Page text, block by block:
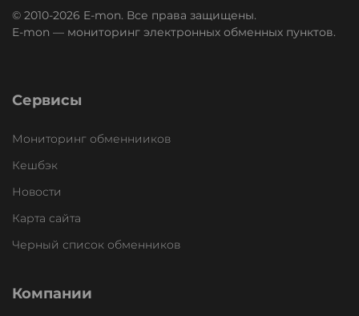
© 2010-2026 E-mon. Все права защищены.
E-mon — мониторинг электронных обменных пунктов.
Сервисы
Мониторинг обменнииков
Кешбэк
Новости
Карта сайта
Черный список обменников
Компании